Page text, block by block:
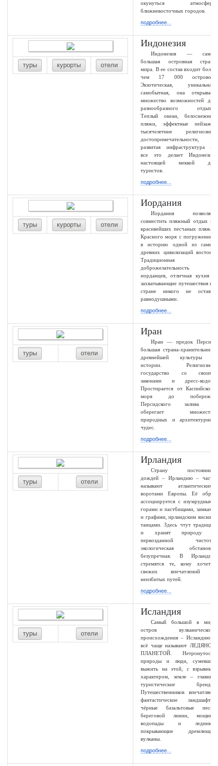
окунуться атмосферу
ближневосточных городов.
подробнее...
туры курорты отели
Индонезия
Индонезия — самая
большая островная страна
мира. В ее состав входит более
чем 17 000 островов!
Экзотическая, уникальная,
самобытная, она открывает
множество возможностей для
разнообразного отдыха.
Теплый океан, белоснежные
пляжи, эффектные пейзажи,
тысячелетние религиозные
достопримечательности,
развитая инфраструктура —
все это делает Индонезию
настоящей меккой для
туристов.
подробнее...
туры курорты отели
Иордания
Иордания позволяет
совместить пляжный отдых на
красивейших песчаных пляжах
Красного моря с погружением
в историю одной из самых
древних цивилизаций востока.
Традиционная
доброжелательность
иорданцев, отличная кухня и
захватывающие путешествия по
стране никого не оставят
равнодушными.
подробнее...
туры отели
Иран
Иран — предок Персии,
большая страна-хранительница
древнейшей культуры и
истории. Религиозное
государство со своими
законами и дресс-кодом.
Простирается от Каспийского
моря до побережья
Персидского залива и
оберегает множество
природных и архитектурных
чудес.
подробнее...
туры отели
Ирландия
Страну постоянных
дождей – Ирландию – часто
называют атлантическими
воротами Европы. Её образ
ассоциируется с изумрудными
горами и пастбищами, замками
и графами, ирландским виски и
танцами. Здесь чтут традиции
и хранят природу в
первозданной чистоте,
экологическая обстановка
безупречная. В Ирландию
стремятся те, кому хочется
свежих впечатлений и
неизбитых путей.
подробнее...
туры отели
Исландия
Самый большой в мире
остров вулканического
происхождения – Исландию –
всё чаще называют ЛЕДЯНОЙ
ПЛАНЕТОЙ. Нетронутость
природы и люди, сумевшие
выжить на этой, с взрывным
характером, земле – главные
туристические бренды.
Путешественников впечатляют
фантастические ландшафты,
чёрные базальтовые пески
береговой линии, мощные
водопады и ледники,
покрывающие дремлющие
вулканы.
подробнее...